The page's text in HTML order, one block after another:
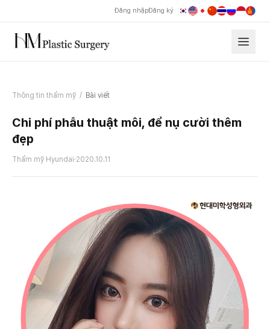
Đăng nhậpĐăng ký
Thông tin thẩm mỹ / Bài viết
Chi phí phẫu thuật môi, để nụ cười thêm
đẹp
Thẩm mỹ Hyundai·2020.10.11